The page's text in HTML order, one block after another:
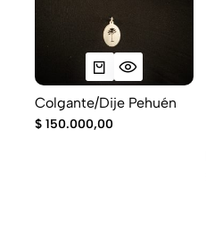
Colgante/Dije Pehuén
$ 150.000,00